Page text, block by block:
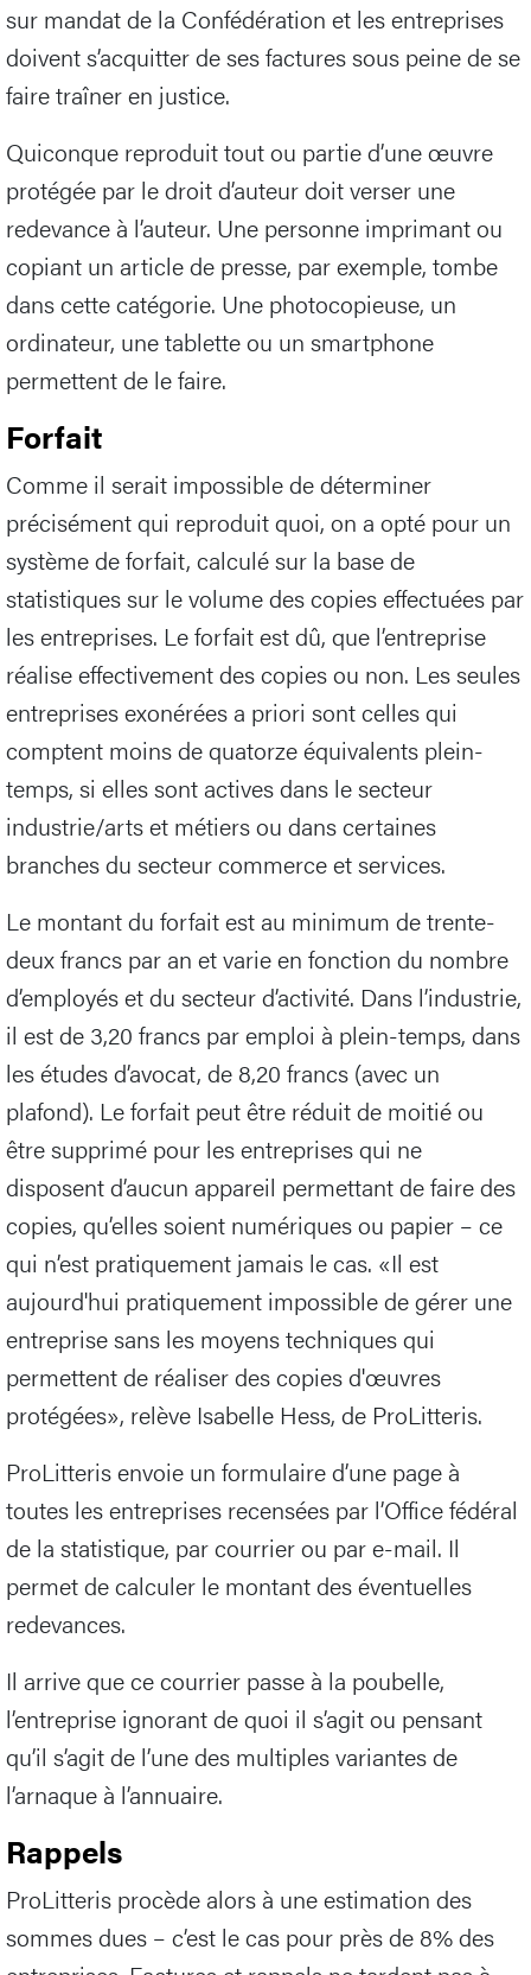
sur mandat de la Confédération et les entreprises
doivent s’acquitter de ses factures sous peine de se
faire traîner en justice.
Quiconque reproduit tout ou partie d’une œuvre
protégée par le droit d’auteur doit verser une
redevance à l’auteur. Une personne imprimant ou
copiant un article de presse, par exemple, tombe
dans cette catégorie. Une photocopieuse, un
ordinateur, une tablette ou un smartphone
permettent de le faire.
Forfait
Comme il serait impossible de déterminer
précisément qui reproduit quoi, on a opté pour un
système de forfait, calculé sur la base de
statistiques sur le volume des copies effectuées par
les entreprises. Le forfait est dû, que l’entreprise
réalise effectivement des copies ou non. Les seules
entreprises exonérées a priori sont celles qui
comptent moins de quatorze équivalents plein-
temps, si elles sont actives dans le secteur
industrie/arts et métiers ou dans certaines
branches du secteur commerce et services.
Le montant du forfait est au minimum de trente-
deux francs par an et varie en fonction du nombre
d’employés et du secteur d’activité. Dans l’industrie,
il est de 3,20 francs par emploi à plein-temps, dans
les études d’avocat, de 8,20 francs (avec un
plafond). Le forfait peut être réduit de moitié ou
être supprimé pour les entreprises qui ne
disposent d’aucun appareil permettant de faire des
copies, qu’elles soient numériques ou papier – ce
qui n’est pratiquement jamais le cas. «Il est
aujourd'hui pratiquement impossible de gérer une
entreprise sans les moyens techniques qui
permettent de réaliser des copies d'œuvres
protégées», relève Isabelle Hess, de ProLitteris.
ProLitteris envoie un formulaire d’une page à
toutes les entreprises recensées par l’Office fédéral
de la statistique, par courrier ou par e-mail. Il
permet de calculer le montant des éventuelles
redevances.
Il arrive que ce courrier passe à la poubelle,
l’entreprise ignorant de quoi il s’agit ou pensant
qu’il s’agit de l’une des multiples variantes de
l’arnaque à l’annuaire.
Rappels
ProLitteris procède alors à une estimation des
sommes dues – c’est le cas pour près de 8% des